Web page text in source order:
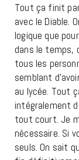
Tout ça finit
avec le Diable.
logique que
dans le temps,
tous les
semblant
au lycée. Tout
intégralement
tout court. Je
nécessaire. Si
seuls. On sait